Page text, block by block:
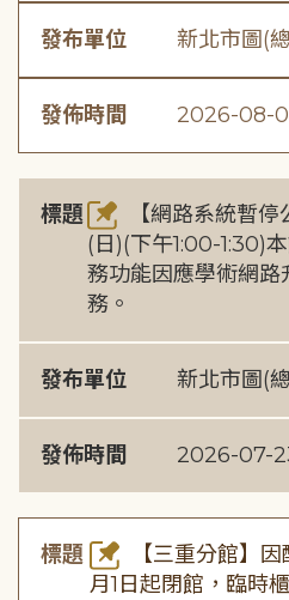
發布單位 新北市圖(
發佈時間 2026-08-
標題
【網路系統暫停
(日)(下午1:00-1:30)
務功能因應學術網
務。
發布單位 新北市圖(
發佈時間 2026-07-
標題
【三重分館】
月1日起閉館，臨時